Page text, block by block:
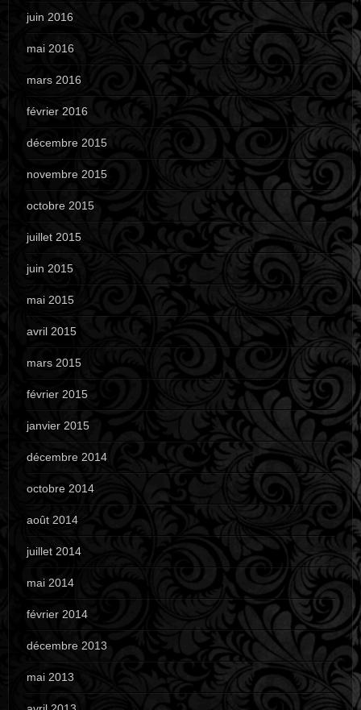
juin 2016
mai 2016
mars 2016
février 2016
décembre 2015
novembre 2015
octobre 2015
juillet 2015
juin 2015
mai 2015
avril 2015
mars 2015
février 2015
janvier 2015
décembre 2014
octobre 2014
août 2014
juillet 2014
mai 2014
février 2014
décembre 2013
mai 2013